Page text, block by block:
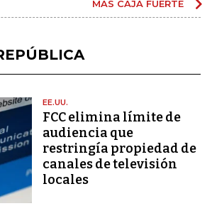
MÁS CAJA FUERTE
EE.UU.
FCC elimina límite de
audiencia que
restringía propiedad de
canales de televisión
locales